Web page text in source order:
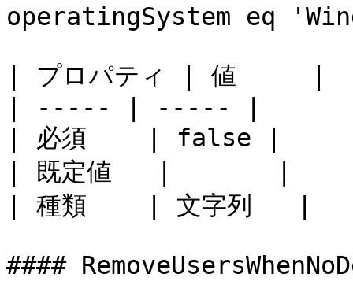
operatingSystem eq
| プロパティ | 値     |
| ----- | ----- |
| 必須    | false |
| 既定値   |       |
| 種類    | 文字列   |
####